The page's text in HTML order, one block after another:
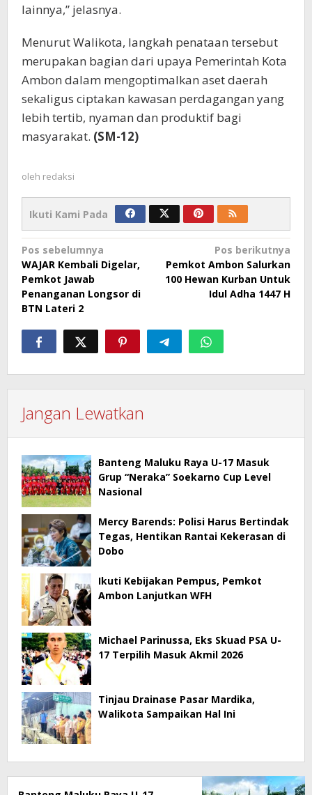
lainnya,” jelasnya.
Menurut Walikota, langkah penataan tersebut
merupakan bagian dari upaya Pemerintah Kota
Ambon dalam mengoptimalkan aset daerah
sekaligus ciptakan kawasan perdagangan yang
lebih tertib, nyaman dan produktif bagi
masyarakat. (SM-12)
oleh redaksi
Ikuti Kami Pada
Navigasi
pos
Pos sebelumnya
WAJAR Kembali Digelar,
Pemkot Jawab
Penanganan Longsor di
BTN Lateri 2
Pos berikutnya
Pemkot Ambon Salurkan
100 Hewan Kurban Untuk
Idul Adha 1447 H
Jangan Lewatkan
Banteng Maluku Raya U-17 Masuk
Grup “Neraka” Soekarno Cup Level
Nasional
Mercy Barends: Polisi Harus Bertindak
Tegas, Hentikan Rantai Kekerasan di
Dobo
Ikuti Kebijakan Pempus, Pemkot
Ambon Lanjutkan WFH
Michael Parinussa, Eks Skuad PSA U-
17 Terpilih Masuk Akmil 2026
Tinjau Drainase Pasar Mardika,
Walikota Sampaikan Hal Ini